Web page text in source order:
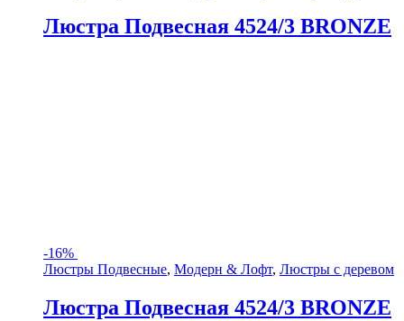
Люстра Подвесная 4524/3 BRONZE
-16%
Люстры Подвесные, Модерн & Лофт, Люстры с деревом
Люстра Подвесная 4524/3 BRONZE